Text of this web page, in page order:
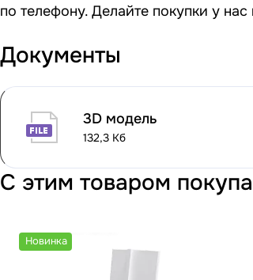
по телефону. Делайте покупки у
Документы
3D модель
132,3 Кб
С этим товаром
Новинка